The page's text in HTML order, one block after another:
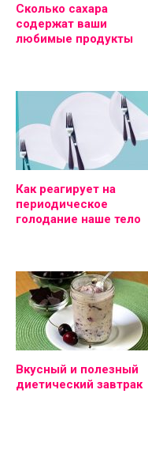
Сколько сахара
содержат ваши
любимые продукты
Как реагирует на
периодическое
голодание наше тело
Вкусный и полезный
диетический завтрак